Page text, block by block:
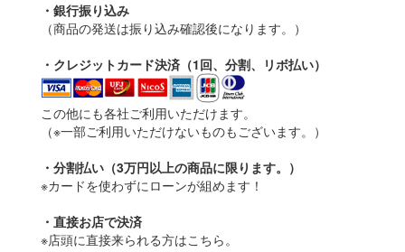
・銀行振り込み
（商品の発送は振り込み確認後になります。）
・クレジットカード決済（1回、分割、リボ払い）
この他にも各社ご利用いただけます。
（※一部ご利用いただけないものもございます。）
・分割払い（3万円以上の商品に限ります。）
※カードを使わずにローンが組めます！
・直接お店で決済
※店頭に直接来られる方はこちら。